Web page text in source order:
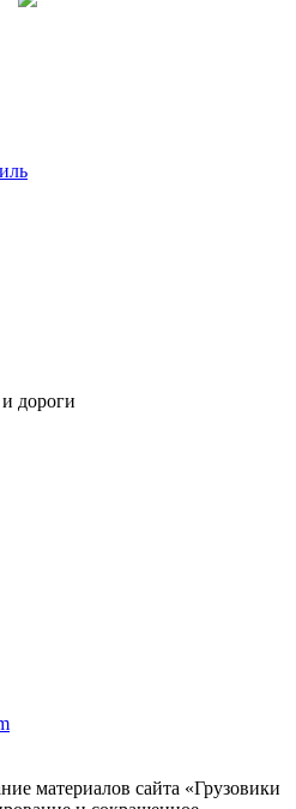
дороги
материалов сайта «Грузовики